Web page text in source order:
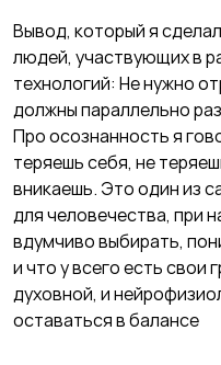
Вывод, который я
людей, участвующих в
технологий: Не нужно
должны параллельно
Про осознанность я
теряешь себя, не
вникаешь. Это один из
для человечества, при
вдумчиво выбирать,
и что у всего есть свои
духовной, и
оставаться в балансе